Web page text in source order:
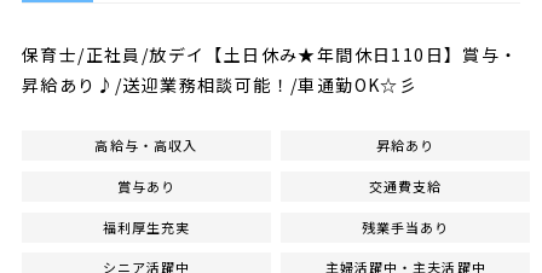
保育士/正社員/放デイ【土日休み★年間休日110日】賞与・
昇給あり♪/送迎業務相談可能！/車通勤OK☆彡
高給与・高収入 昇給あり
賞与あり 交通費支給
福利厚生充実 残業手当あり
シニア活躍中 主婦活躍中・主夫活躍中